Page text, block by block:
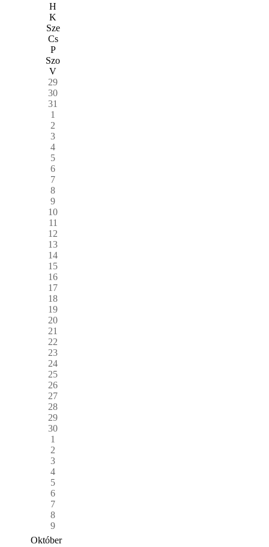
H
K
Sze
Cs
P
Szo
V
29
30
31
1
2
3
4
5
6
7
8
9
10
11
12
13
14
15
16
17
18
19
20
21
22
23
24
25
26
27
28
29
30
1
2
3
4
5
6
7
8
9
Október